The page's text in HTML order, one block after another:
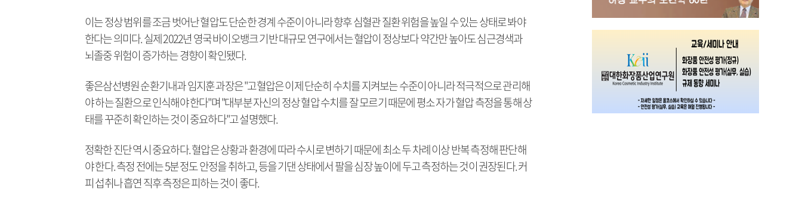
이는 정상 범위를 조금 벗어난 혈압도 단순한 경계 수준이 아니라 향후 심혈관 질환 위험을 높일 수 있는 상태로 봐야
한다는 의미다. 실제 2022년 영국 바이오뱅크 기반 대규모 연구에서는 혈압이 정상보다 약간만 높아도 심근경색과
뇌졸중 위험이 증가하는 경향이 확인됐다.
좋은삼선병원 순환기내과 임지훈 과장은 "고혈압은 이제 단순히 수치를 지켜보는 수준이 아니라 적극적으로 관리해
야 하는 질환으로 인식해야 한다"며 "대부분 자신의 정상 혈압 수치를 잘 모르기 때문에 평소 자가 혈압 측정을 통해 상
태를 꾸준히 확인하는 것이 중요하다"고 설명했다.
정확한 진단 역시 중요하다. 혈압은 상황과 환경에 따라 수시로 변하기 때문에 최소 두 차례 이상 반복 측정해 판단해
야 한다. 측정 전에는 5분 정도 안정을 취하고, 등을 기댄 상태에서 팔을 심장 높이에 두고 측정하는 것이 권장된다. 커
피 섭취나 흡연 직후 측정은 피하는 것이 좋다.